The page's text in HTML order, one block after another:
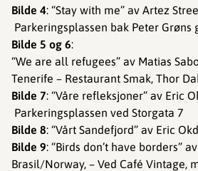
Bilde 4: “Stay with me” av Artez
Parkeringsplassen bak Peter Grøns
Bilde 5 og 6:
“We are all refugees” av Matias
Tenerife – Restaurant Smak, Thor
Bilde 7: “Våre refleksjoner” av Eric
Parkeringsplassen ved Storgata 7
Bilde 8: “Vårt Sandefjord” av Eric
Bilde 9: “Birds don’t have borders”
Brasil/Norway, – Ved Café Vintage,